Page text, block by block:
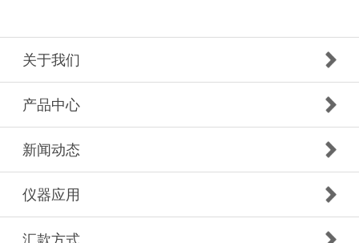
关于我们
产品中心
新闻动态
仪器应用
汇款方式